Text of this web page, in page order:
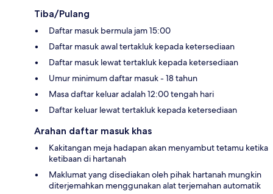
Tiba/Pulang
Daftar masuk bermula jam 15:00
Daftar masuk awal tertakluk kepada ketersediaan
Daftar masuk lewat tertakluk kepada ketersediaan
Umur minimum daftar masuk - 18 tahun
Masa daftar keluar adalah 12:00 tengah hari
Daftar keluar lewat tertakluk kepada ketersediaan
Arahan daftar masuk khas
Kakitangan meja hadapan akan menyambut tetamu ketika
ketibaan di hartanah
Maklumat yang disediakan oleh pihak hartanah mungkin
diterjemahkan menggunakan alat terjemahan automatik